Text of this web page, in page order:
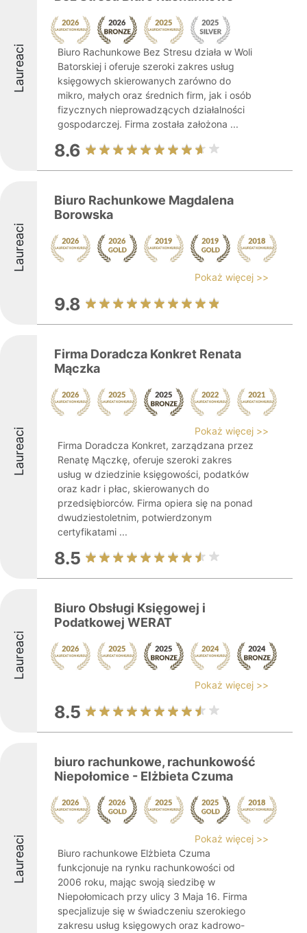
Laureaci
Biuro Rachunkowe Bez Stresu działa w Woli
Batorskiej i oferuje szeroki zakres usług
księgowych skierowanych zarówno do
mikro, małych oraz średnich firm, jak i osób
fizycznych nieprowadzących działalności
gospodarczej. Firma została założona ...
8.6
Laureaci
Biuro Rachunkowe Magdalena
Borowska
Pokaż więcej >>
9.8
Laureaci
Firma Doradcza Konkret Renata
Mączka
Pokaż więcej >>
Firma Doradcza Konkret, zarządzana przez
Renatę Mączkę, oferuje szeroki zakres
usług w dziedzinie księgowości, podatków
oraz kadr i płac, skierowanych do
przedsiębiorców. Firma opiera się na ponad
dwudziestoletnim, potwierdzonym
certyfikatami ...
8.5
Laureaci
Biuro Obsługi Księgowej i
Podatkowej WERAT
Pokaż więcej >>
8.5
Laureaci
biuro rachunkowe, rachunkowość
Niepołomice - Elżbieta Czuma
Pokaż więcej >>
Biuro rachunkowe Elżbieta Czuma
funkcjonuje na rynku rachunkowości od
2006 roku, mając swoją siedzibę w
Niepołomicach przy ulicy 3 Maja 16. Firma
specjalizuje się w świadczeniu szerokiego
zakresu usług księgowych oraz kadrowo-